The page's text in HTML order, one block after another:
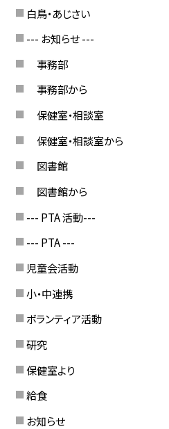
白鳥・あじさい
--- お知らせ ---
事務部
事務部から
保健室・相談室
保健室・相談室から
図書館
図書館から
--- PTA 活動---
--- PTA ---
児童会活動
小・中連携
ボランティア活動
研究
保健室より
給食
お知らせ